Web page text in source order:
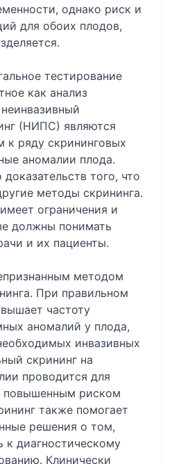
однако риск и
для обоих плодов,
тестирование
как анализ
(НИПС) являются
ряду скрининговых
аномалии плода.
того, что
методы скрининга.
ограничения и
должны понимать
и их пациенты.
методом
При правильном
частоту
аномалий у плода,
инвазивных
скрининг на
проводится для
повышенным риском
также помогает
решения о том,
к диагностическому
Клинически